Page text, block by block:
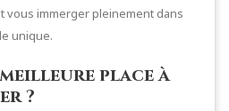
vous immerger pleinement dans
unique.
place à
?